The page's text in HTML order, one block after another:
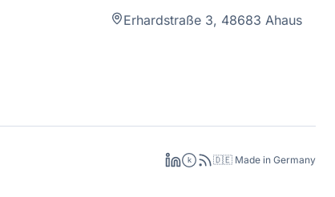
Erhardstraße 3, 48683 Ahaus
k 🇩🇪 Made in Germany